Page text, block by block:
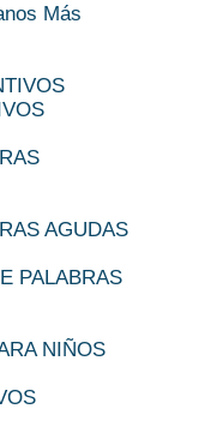
Más
AGUDAS
PALABRAS
NIÑOS